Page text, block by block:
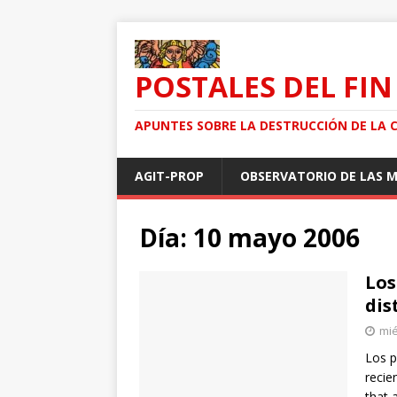
POSTALES DEL
APUNTES SOBRE LA DESTRUCCIÓN DE LA
AGIT-PROP OBSERVATORIO DE LAS
Día: 10 mayo 2006
Los